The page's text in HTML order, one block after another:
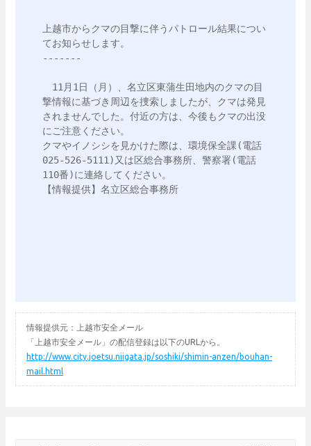
上越市からクマの目撃に伴うパトロール結果につい
てお知らせします。
-------
11月1日（月）、名立区東蒲生田地内のクマの目
撃情報に基づき周辺を捜索しましたが、クマは発見
されませんでした。付近の方は、今後もクマの出没
にご注意ください。
クマやイノシシを見かけた際は、環境保全課(電話
025-526-5111)又は区総合事務所、警察署(電話
110番)に連絡してください。
【情報提供】名立区総合事務所
情報提供元：上越市安全メール
「上越市安全メール」の配信登録は以下のURLから。
http://www.city.joetsu.niigata.jp/soshiki/shimin-anzen/bouhan-
mail.html